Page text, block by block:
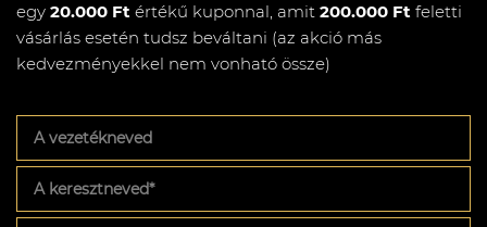
egy 20.000 Ft értékű kuponnal, amit 200.000 Ft feletti
vásárlás esetén tudsz beváltani (az akció más
kedvezményekkel nem vonható össze)
vezetékneved
keresztneved*